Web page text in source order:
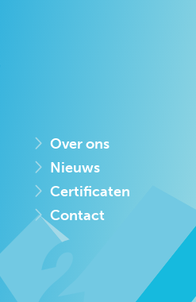
Over ons
Nieuws
Certificaten
Contact